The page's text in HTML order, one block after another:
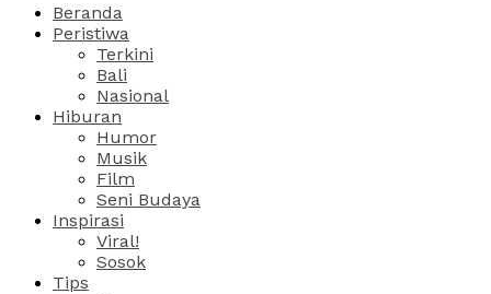
Beranda
Peristiwa
Terkini
Bali
Nasional
Hiburan
Humor
Musik
Film
Seni Budaya
Inspirasi
Viral!
Sosok
Tips